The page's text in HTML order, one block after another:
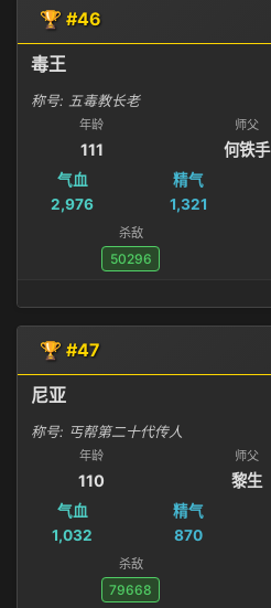
🏆 #46
毒王
称号: 五毒教长老
年龄
111
师父
何铁手
气血
2,976
精气
1,321
杀敌
50296
🏆 #47
尼亚
称号: 丐帮第二十代传人
年龄
110
师父
黎生
气血
1,032
精气
870
杀敌
79668